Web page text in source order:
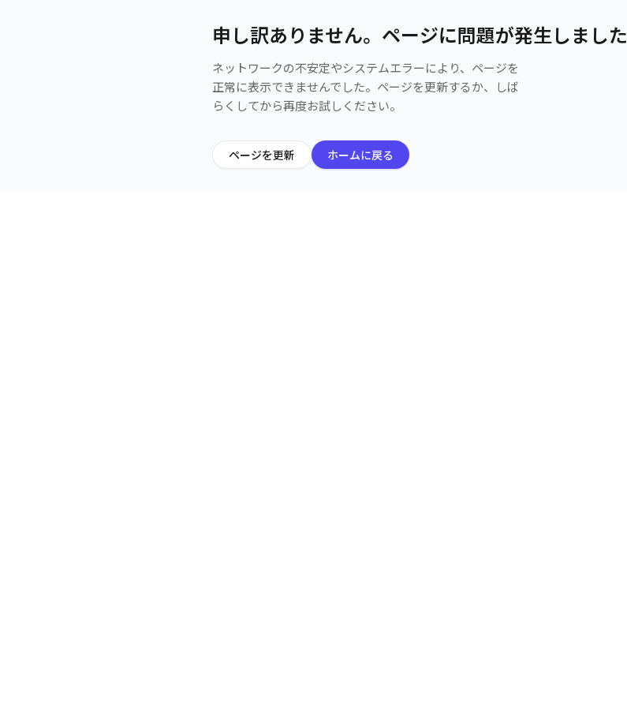
申し訳ありません。ページに問題が発生しました
ネットワークの不安定やシステムエラーにより、ページを
正常に表示できませんでした。ページを更新するか、しば
らくしてから再度お試しください。
ページを更新 ホームに戻る